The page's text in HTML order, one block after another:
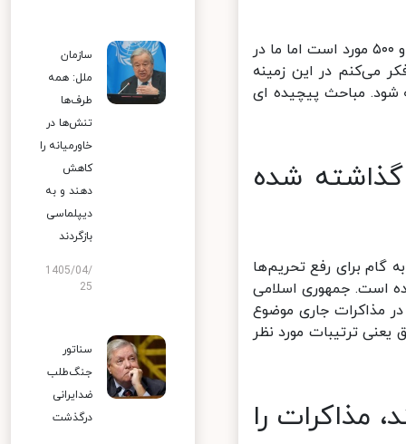
وی اضافه کرد: لیست تحریمی مربوط به اشخاص، لیست طولانی و حدود هزار و ۵۰۰ مورد است اما ما در
در این زمینه
مباحث پیچیده ای
شده
گام برای رفع تحریم‌ها
است. جمهوری اسلامی
مذاکرات جاری موضوع
ترتیبات مورد نظر
مذاکرات را
سازمان
ملل: همه
طرف‌ها
تنش‌ها در
خاورمیانه را
کاهش
دهند و به
دیپلماسی
بازگردند
1405/04/
25
سناتور
جنگ‌طلب
ضدایرانی
درگذشت